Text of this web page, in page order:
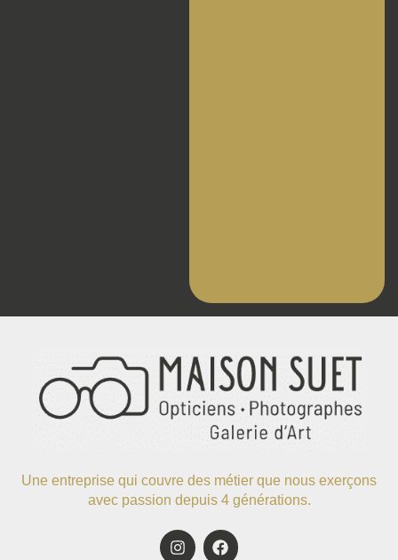
Une entreprise qui couvre des métier que nous exerçons
avec passion depuis 4 générations.